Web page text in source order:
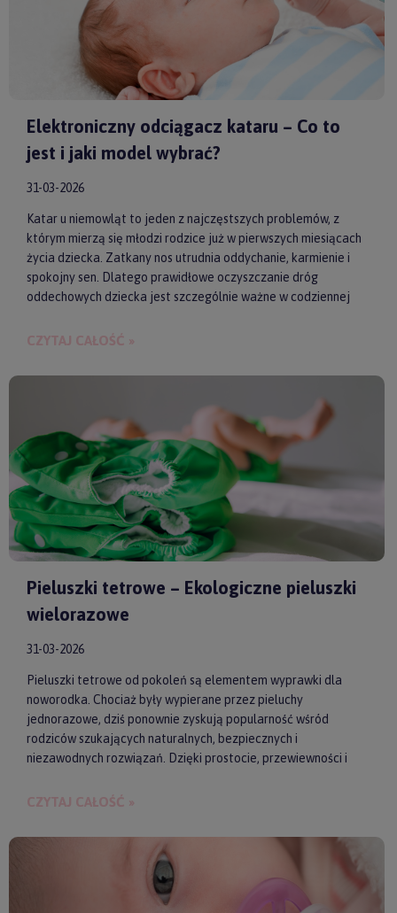
Elektroniczny odciągacz kataru – Co to
jest i jaki model wybrać?
31-03-2026
Katar u niemowląt to jeden z najczęstszych problemów, z
którym mierzą się młodzi rodzice już w pierwszych miesiącach
życia dziecka. Zatkany nos utrudnia oddychanie, karmienie i
spokojny sen. Dlatego prawidłowe oczyszczanie dróg
oddechowych dziecka jest szczególnie ważne w codziennej
skutecznych akcesoriów wspierających realizację tego
szybko i delikatnie usunąć zalegającą wydzielinę.
CZYTAJ CAŁOŚĆ »
Pieluszki tetrowe – Ekologiczne pieluszki
wielorazowe
31-03-2026
Pieluszki tetrowe od pokoleń są elementem wyprawki dla
noworodka. Chociaż były wypierane przez pieluchy
jednorazowe, dziś ponownie zyskują popularność wśród
rodziców szukających naturalnych, bezpiecznych i
niezawodnych rozwiązań. Dzięki prostocie, przewiewności i
przyjazne dla skóry niemowlęcia. Gwarantują też ekologiczne
CZYTAJ CAŁOŚĆ »